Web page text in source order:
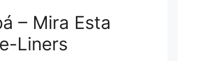
– Mira Esta
Liners